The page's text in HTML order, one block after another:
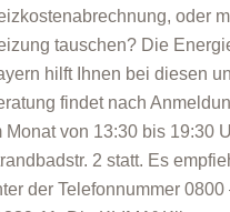
oder
tauschen? Die
hilft Ihnen bei diesen
findet nach
Monat von 13:30 bis 19:30
2 statt. Es
der Telefonnummer